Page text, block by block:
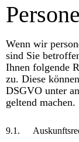
Wenn wir
sind Sie
Ihnen folgende
zu. Diese
DSGVO unter
geltend machen.
9.1.